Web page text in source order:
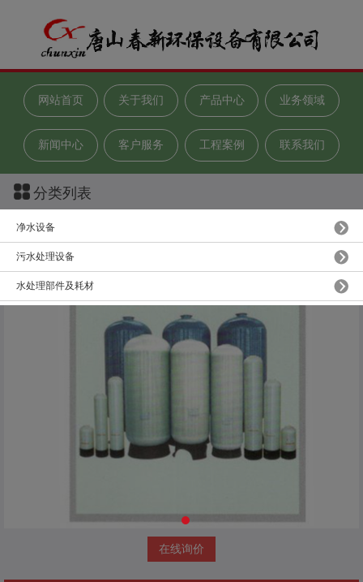
网站首页 关于我们 产品中心 业务领域
新闻中心 客户服务 工程案例 联系我们
分类列表
净水设备
污水处理设备
水处理部件及耗材
在线询价